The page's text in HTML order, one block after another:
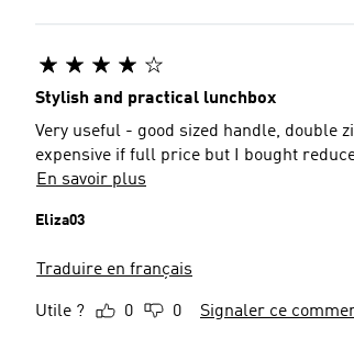
Stylish and practical lunchbox
Very useful - good sized handle, double
expensive if full price but I bought
En savoir plus
Eliza03
Traduire en français
Utile ? 0 0 Signaler ce